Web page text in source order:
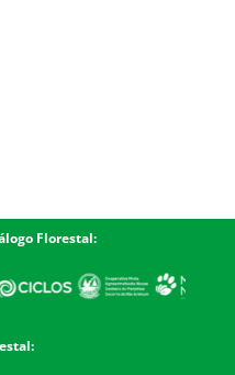
Florestal: